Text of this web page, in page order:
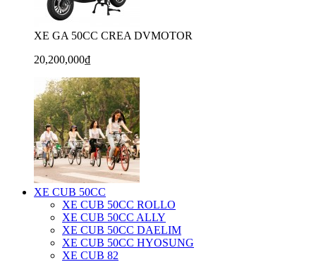
XE GA 50CC CREA DVMOTOR
20,200,000₫
XE CUB 50CC
XE CUB 50CC ROLLO
XE CUB 50CC ALLY
XE CUB 50CC DAELIM
XE CUB 50CC HYOSUNG
XE CUB 82